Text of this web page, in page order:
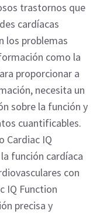
trastornos que
cardíacas
los problemas
como la
proporcionar a
necesita un
sobre la función y
cuantificables.
Cardiac IQ
función cardíaca
con
IQ Function
precisa y